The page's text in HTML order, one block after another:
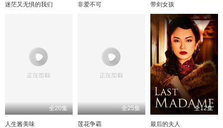
迷茫又无惧的我们 非爱不可 带剑女孩
全20集
人生酱美味
全25集
莲花争霸
全12集
最后的夫人